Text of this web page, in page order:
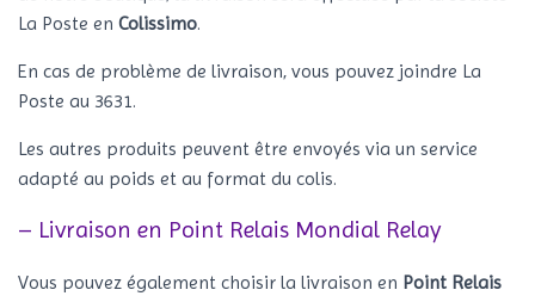
La Poste en Colissimo.
En cas de problème de livraison, vous pouvez joindre La
Poste au 3631.
Les autres produits peuvent être envoyés via un service
adapté au poids et au format du colis.
– Livraison en Point Relais Mondial Relay
Vous pouvez également choisir la livraison en Point Relais